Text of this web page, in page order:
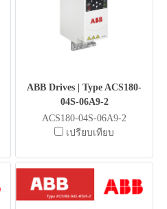
ABB Drives | Type ACS180-
04S-06A9-2
ACS180-04S-06A9-2
เปรียบเทียบ